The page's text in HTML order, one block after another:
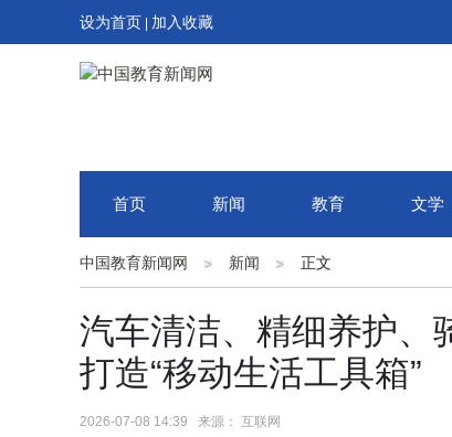
设为首页 加入收藏
首页 新闻 教育 文学
中国教育新闻网 新闻 正文
汽车清洁、精细养护、
打造“移动生活工具箱”
2026-07-08 14:39 来源： 互联网